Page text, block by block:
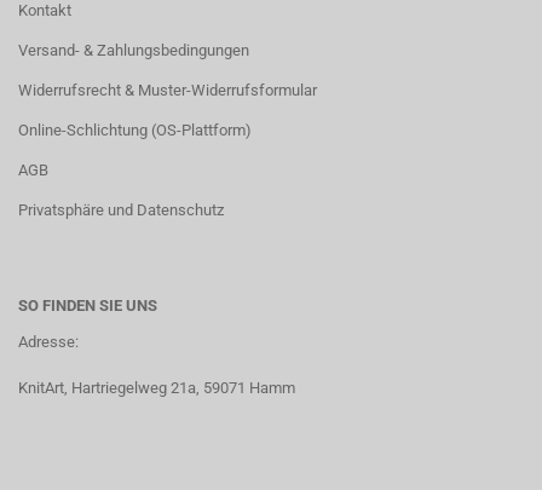
Kontakt
Versand- & Zahlungsbedingungen
Widerrufsrecht & Muster-Widerrufsformular
Online-Schlichtung (OS-Plattform)
AGB
Privatsphäre und Datenschutz
SO FINDEN SIE UNS
Adresse:
KnitArt, Hartriegelweg 21a, 59071 Hamm